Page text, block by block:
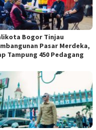
Bogor Tinjau
Pasar Merdeka,
Tampung 450 Pedagang